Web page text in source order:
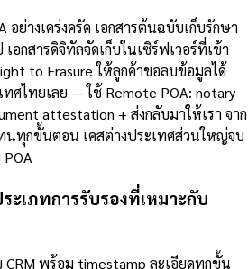
อย่างเคร่งครัด เอกสารต้นฉบับเก็บรักษา
กสารดิจิทัลจัดเก็บในเซิร์ฟเวอร์ที่เข้า
to Erasure ให้ลูกค้าขอลบข้อมูลได้
ทศไทยเลย — ใช้ Remote POA: notary
attestation + ส่งกลับมาให้เรา จาก
นทุกขั้นตอน เคสต่างประเทศส่วนใหญ่จบ
ะเภทการรับรองที่เหมาะกับ
CRM พร้อม timestamp ละเอียดทุกขั้น